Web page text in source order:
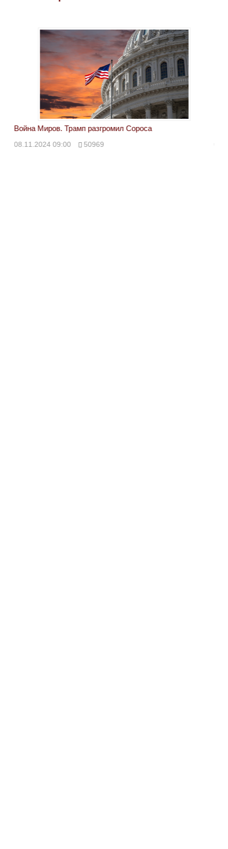
Война Миров. Трамп разгромил Сороса
08.11.2024 09:00 50969